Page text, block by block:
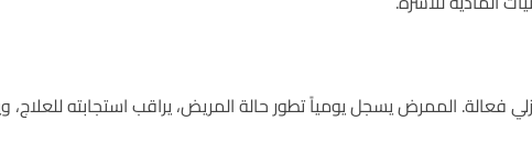
فعالة. الممرض يسجل يومياً تطور حالة المريض، يراقب استجابته